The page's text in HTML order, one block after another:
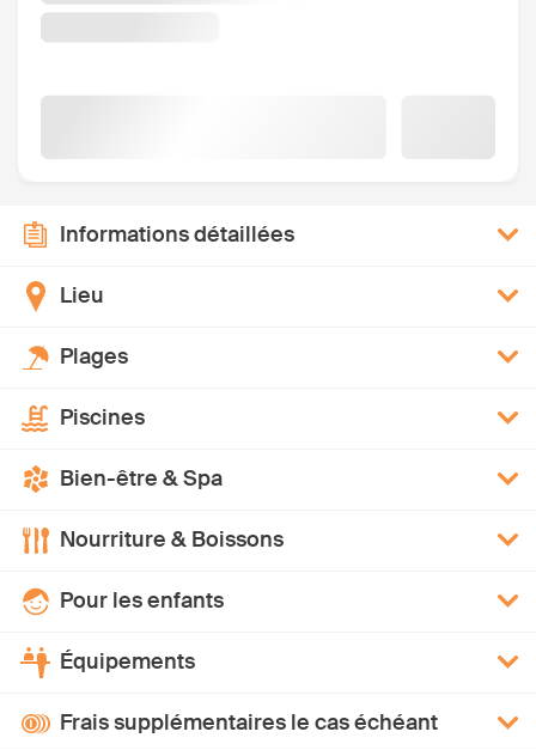
Informations détaillées
Lieu
Plages
Piscines
Bien-être & Spa
Nourriture & Boissons
Pour les enfants
Équipements
Frais supplémentaires le cas échéant